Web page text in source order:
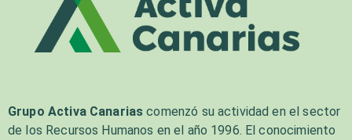
Grupo Activa Canarias comenzó su actividad en el sector
de los Recursos Humanos en el año 1996. El conocimiento